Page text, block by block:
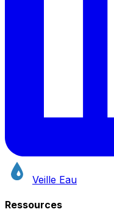
Veille Eau
Ressources